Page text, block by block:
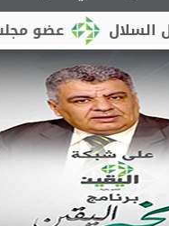
عضو مجلس القيادة